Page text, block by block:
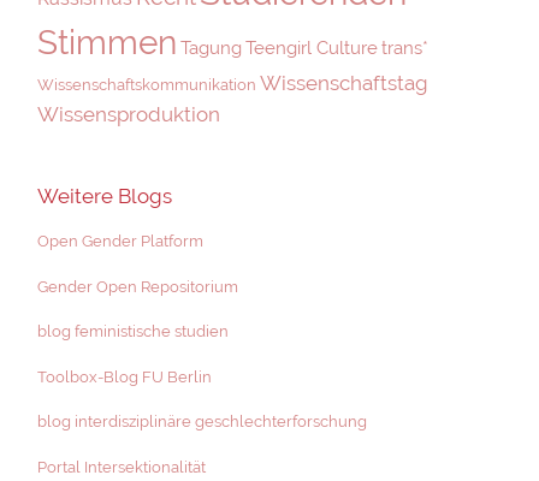
Stimmen Tagung Teengirl Culturetrans*
Wissenschaftskommunikation Wissenschaftstag
Wissensproduktion
Weitere Blogs
Open Gender Platform
Gender Open Repositorium
blog feministische studien
Toolbox-Blog FU Berlin
blog interdisziplinäre geschlechterforschung
Portal Intersektionalität